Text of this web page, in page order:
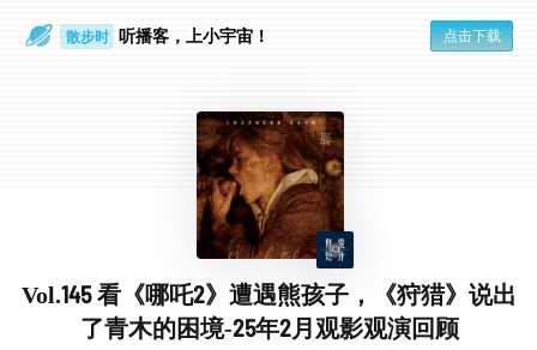
散步时 听播客，上小宇宙！ 点击下载
Vol.145 看《哪吒2》遭遇熊孩子，《狩猎》说出
了青木的困境-25年2月观影观演回顾